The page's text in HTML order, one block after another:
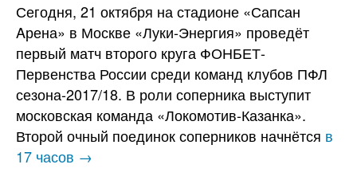
Сегодня, 21 октября на стадионе «Сапсан
Aрена» в Москве «Луки-Энергия» проведёт
первый матч второго круга ФОНБЕТ-
Первенства России среди команд клубов ПФЛ
сезона-2017/18. В роли соперника выступит
московская команда «Локомотив-Казанка».
Второй очный поединок соперников начнётся в
17 часов →